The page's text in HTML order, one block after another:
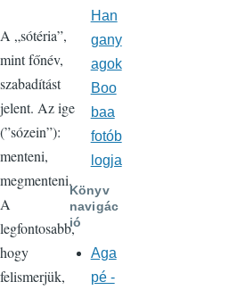
A „sótéria”,
mint főnév,
szabadítást
jelent. Az ige
(”sózein”):
menteni,
megmenteni.
A
legfontosabb,
hogy
felismerjük,
Han
gany
agok
Boo
baa
fotób
logja
Könyv
navigác
ió
Aga
pé -